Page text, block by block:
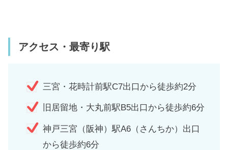
アクセス・最寄り駅
三宮・花時計前駅C7出口から徒歩約2分
旧居留地・大丸前駅B5出口から徒歩約6分
神戸三宮（阪神）駅A6（さんちか）出口
から徒歩約6分